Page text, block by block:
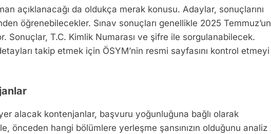
açıklanacağı da oldukça merak konusu. Adaylar, sonuçlarını
öğrenebilecekler. Sınav sonuçları genellikle 2025 Temmuz’un
Sonuçlar, T.C. Kimlik Numarası ve şifre ile sorgulanabilecek.
takip etmek için ÖSYM’nin resmi sayfasını kontrol etmeyi
alacak kontenjanlar, başvuru yoğunluğuna bağlı olarak
önceden hangi bölümlere yerleşme şansınızın olduğunu analiz